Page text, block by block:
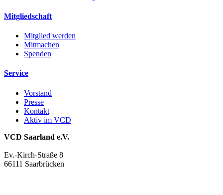
Mitgliedschaft
Mitglied werden
Mitmachen
Spenden
Service
Vorstand
Presse
Kontakt
Aktiv im VCD
VCD Saarland e.V.
Ev.-Kirch-Straße 8
66111 Saarbrücken